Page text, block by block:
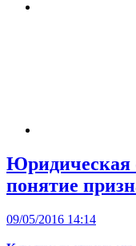
Юридическая
понятие
09/05/2016 14:14